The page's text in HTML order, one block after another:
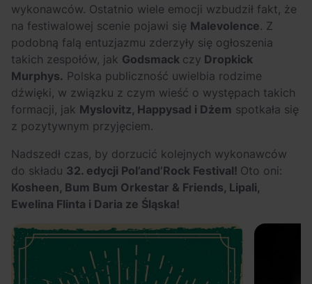
wykonawców. Ostatnio wiele emocji wzbudził fakt, że
na festiwalowej scenie pojawi się Malevolence. Z
podobną falą entuzjazmu zderzyły się ogłoszenia
takich zespołów, jak Godsmack czy Dropkick
Murphys. Polska publiczność uwielbia rodzime
dźwięki, w związku z czym wieść o występach takich
formacji, jak Myslovitz, Happysad i Dżem spotkała się
z pozytywnym przyjęciem.
Nadszedł czas, by dorzucić kolejnych wykonawców
do składu 32. edycji Pol’and’Rock Festival! Oto oni:
Kosheen, Bum Bum Orkestar & Friends, Lipali,
Ewelina Flinta i Daria ze Śląska!